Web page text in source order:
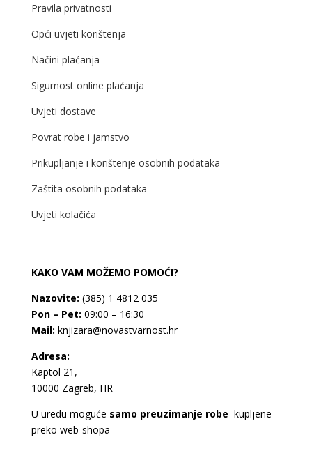
Pravila privatnosti
Opći uvjeti korištenja
Načini plaćanja
Sigurnost online plaćanja
Uvjeti dostave
Povrat robe i jamstvo
Prikupljanje i korištenje osobnih podataka
Zaštita osobnih podataka
Uvjeti kolačića
KAKO VAM MOŽEMO POMOĆI?
Nazovite: (385) 1 4812 035
Pon – Pet: 09:00 – 16:30
Mail: knjizara@novastvarnost.hr
Adresa:
Kaptol 21,
10000 Zagreb, HR
U uredu moguće samo preuzimanje robe kupljene
preko web-shopa